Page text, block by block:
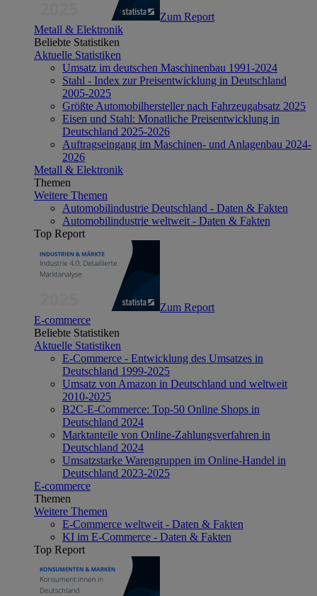
Zum Report
Metall & Elektronik
Beliebte Statistiken
Aktuelle Statistiken
Umsatz im deutschen Maschinenbau 1991-2024
Stahl - Index zur Preisentwicklung in Deutschland
2005-2025
Größte Automobilhersteller nach Fahrzeugabsatz 2025
Eisen und Stahl: Monatliche Preisentwicklung in
Deutschland 2025-2026
Auftragseingang im Maschinen- und Anlagenbau 2024-
2026
Metall & Elektronik
Themen
Weitere Themen
Automobilindustrie Deutschland - Daten & Fakten
Automobilindustrie weltweit - Daten & Fakten
Top Report
Zum Report
E-commerce
Beliebte Statistiken
Aktuelle Statistiken
E-Commerce - Entwicklung des Umsatzes in
Deutschland 1999-2025
Umsatz von Amazon in Deutschland und weltweit
2010-2025
B2C-E-Commerce: Top-50 Online Shops in
Deutschland 2024
Marktanteile von Online-Zahlungsverfahren in
Deutschland 2024
Umsatzstarke Warengruppen im Online-Handel in
Deutschland 2023-2025
E-commerce
Themen
Weitere Themen
E-Commerce weltweit - Daten & Fakten
KI im E-Commerce - Daten & Fakten
Top Report